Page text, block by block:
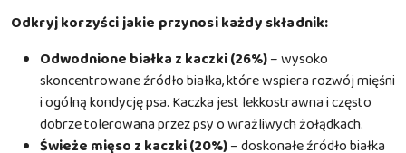
Odkryj korzyści jakie przynosi każdy składnik:
Odwodnione białka z kaczki (26%)– wysoko
skoncentrowane źródło białka, które wspiera rozwój mięśni
i ogólną kondycję psa. Kaczka jest lekkostrawna i często
dobrze tolerowana przez psy o wrażliwych żołądkach.
Świeże mięso z kaczki (20%)– doskonałe źródło białka